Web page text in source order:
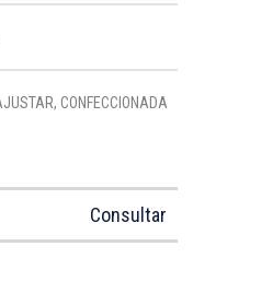
CONFECCIONADA
Consultar